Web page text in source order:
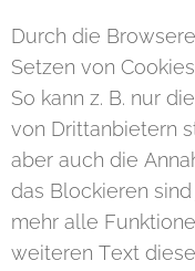
Durch die
Setzen von
So kann z. B. nur
von Drittanbietern
aber auch die
das Blockieren
mehr alle
weiteren Text